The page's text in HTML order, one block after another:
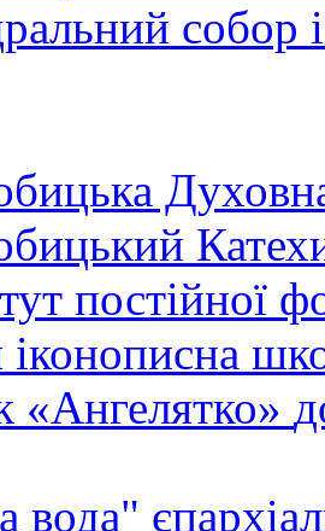
собор
постійної
іконописна
«Ангелятко»
вода"